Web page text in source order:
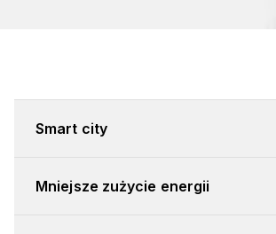
Smart city
Mniejsze zużycie energii